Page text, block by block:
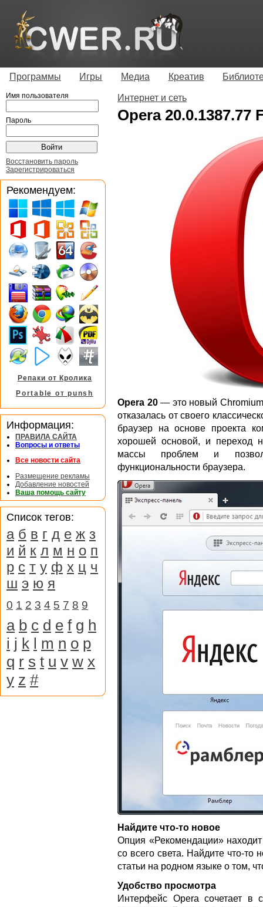
Программы Игры Медиа Креатив
Интернет и сеть
Opera 20.0.1387.77
Opera 20— это новый
отказалась от своего
браузер на основе проекта
хорошей основой, и переход
массы проблем и
функциональности браузера.
Найдите что-то новое
Опция «Рекомендации»
со всего света. Найдите что-то
статьи на родном языке о том,
Удобство просмотра
Интерфейс Opera сочетает в
Имя пользователя
Пароль
Восстановить пароль
Зарегистрироваться
Рекомендуем:
Репаки от Кролика
Portable от punsh
Информация:
ПРАВИЛА САЙТА
Вопросы и ответы
Все новости сайта
Размещение рекламы
Добавление новостей
Ваша помощь сайту
Список тегов:
а б в г д е ж з
и й к л м н о п
р с т у ф х ц ч
ш э ю я
0 1 2 3 4 5 7 8 9
a b c d e f g h
i j k l m n o p
q r s t u v w x
y z #